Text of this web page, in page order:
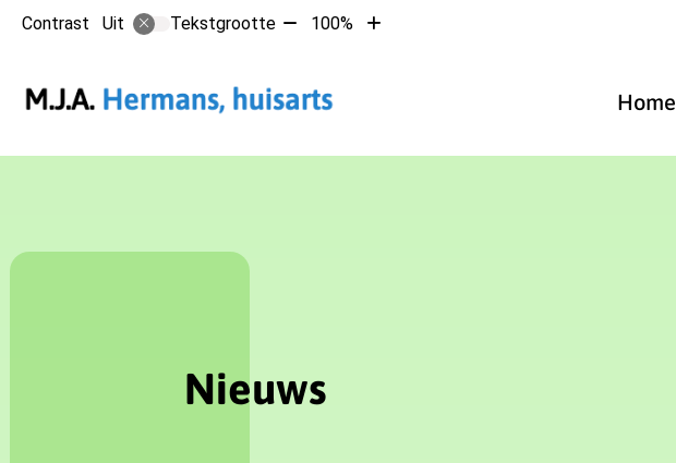
Contrast Uit Tekstgrootte Tekst
10%
100%
Tekst
Home
Nieuws